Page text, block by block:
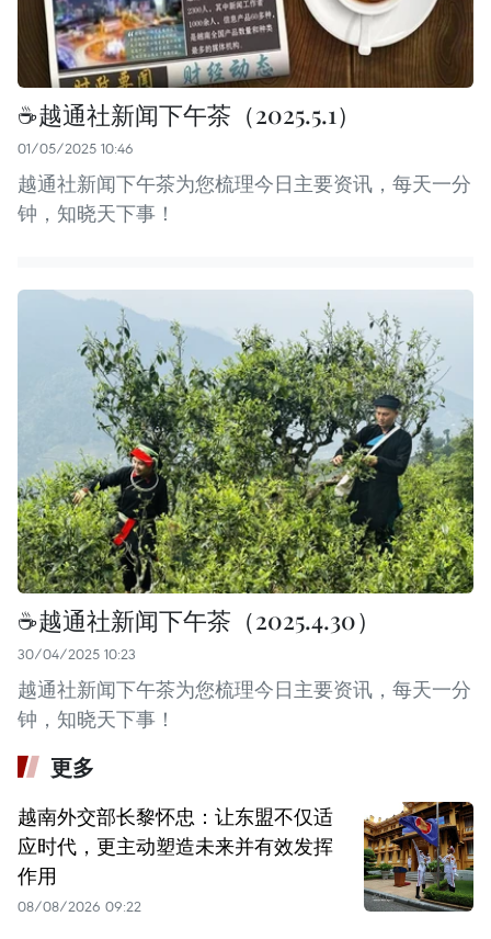
☕️️越通社新闻下午茶（2025.5.1）
01/05/2025 10:46
越通社新闻下午茶为您梳理今日主要资讯，每天一分
钟，知晓天下事！
☕️️越通社新闻下午茶（2025.4.30）
30/04/2025 10:23
越通社新闻下午茶为您梳理今日主要资讯，每天一分
钟，知晓天下事！
更多
越南外交部长黎怀忠：让东盟不仅适
应时代，更主动塑造未来并有效发挥
作用
08/08/2026 09:22